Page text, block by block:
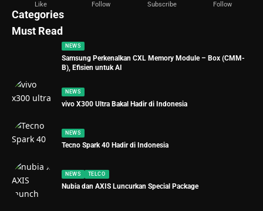
Like Follow Subscribe Follow
Categories
2029 Articles
Must Read
NEWS
Samsung Perkenalkan CXL Memory Module – Box (CMM-
B), Efisien untuk AI
NEWS
vivo X300 Ultra Bakal Hadir di Indonesia
NEWS
Tecno Spark 40 Hadir di Indonesia
NEWS TELCO
Nubia dan AXIS Luncurkan Special Package